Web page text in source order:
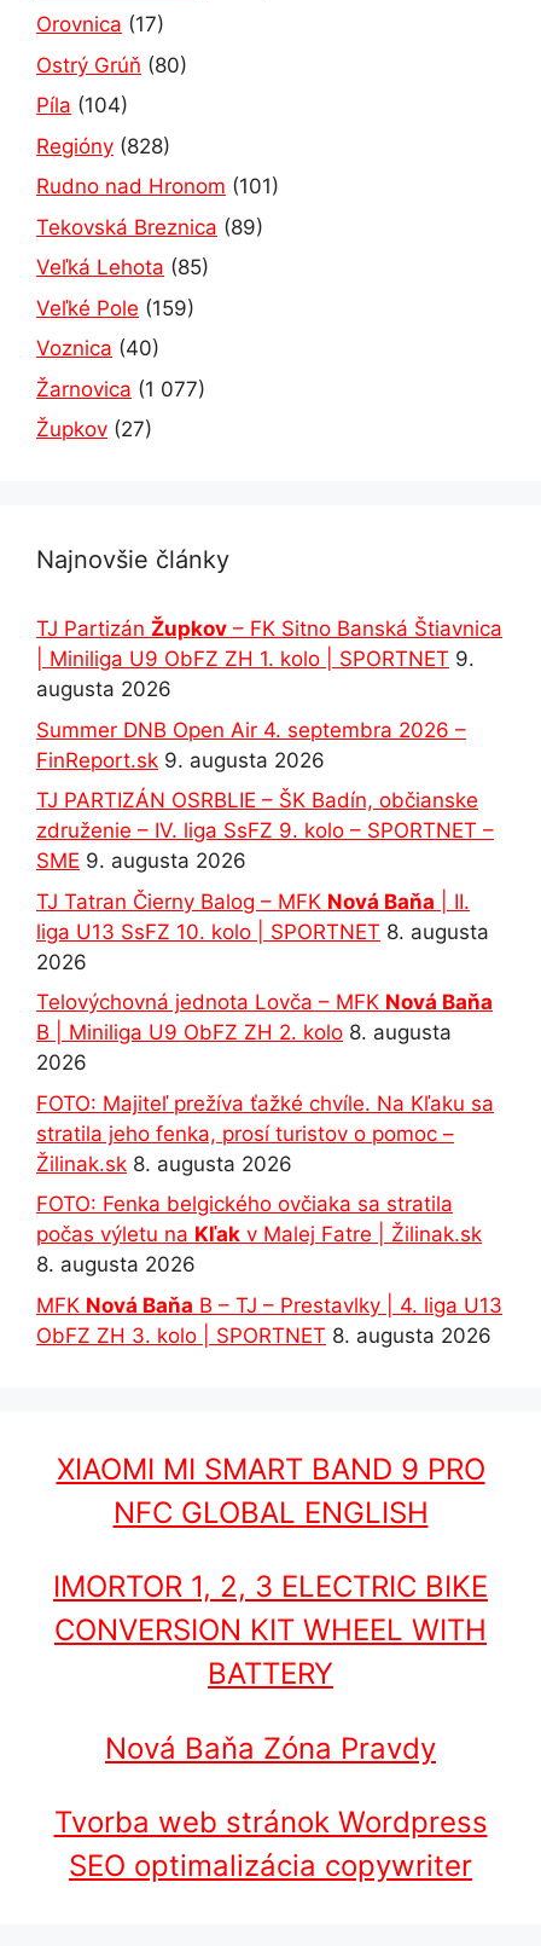
Orovnica (17)
Ostrý Grúň (80)
Píla (104)
Regióny (828)
Rudno nad Hronom (101)
Tekovská Breznica (89)
Veľká Lehota (85)
Veľké Pole (159)
Voznica (40)
Žarnovica (1 077)
Župkov (27)
Najnovšie články
TJ Partizán Župkov – FK Sitno Banská Štiavnica
| Miniliga U9 ObFZ ZH 1. kolo | SPORTNET 9.
augusta 2026
Summer DNB Open Air 4. septembra 2026 –
FinReport.sk 9. augusta 2026
TJ PARTIZÁN OSRBLIE – ŠK Badín, občianske
združenie – IV. liga SsFZ 9. kolo – SPORTNET –
SME 9. augusta 2026
TJ Tatran Čierny Balog – MFK Nová Baňa | II.
liga U13 SsFZ 10. kolo | SPORTNET 8. augusta
2026
Telovýchovná jednota Lovča – MFK Nová Baňa
B | Miniliga U9 ObFZ ZH 2. kolo 8. augusta
2026
FOTO: Majiteľ prežíva ťažké chvíle. Na Kľaku sa
stratila jeho fenka, prosí turistov o pomoc –
Žilinak.sk 8. augusta 2026
FOTO: Fenka belgického ovčiaka sa stratila
počas výletu na Kľak v Malej Fatre | Žilinak.sk
8. augusta 2026
MFK Nová Baňa B – TJ – Prestavlky | 4. liga U13
ObFZ ZH 3. kolo | SPORTNET 8. augusta 2026
XIAOMI MI SMART BAND 9 PRO
NFC GLOBAL ENGLISH
IMORTOR 1, 2, 3 ELECTRIC BIKE
CONVERSION KIT WHEEL WITH
BATTERY
Nová Baňa Zóna Pravdy
Tvorba web stránok Wordpress
SEO optimalizácia copywriter